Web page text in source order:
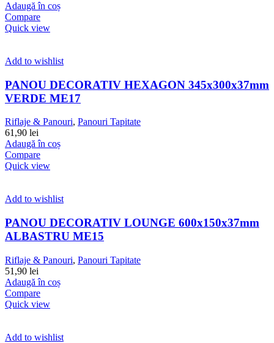
Adaugă în coș
Compare
Quick view
Add to wishlist
PANOU DECORATIV HEXAGON 345x300x37mm
VERDE ME17
Riflaje & Panouri, Panouri Tapitate
61,90 lei
Adaugă în coș
Compare
Quick view
Add to wishlist
PANOU DECORATIV LOUNGE 600x150x37mm
ALBASTRU ME15
Riflaje & Panouri, Panouri Tapitate
51,90 lei
Adaugă în coș
Compare
Quick view
Add to wishlist